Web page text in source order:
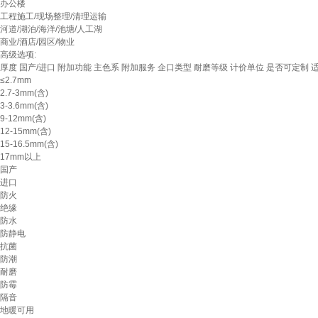
办公楼
工程施工/现场整理/清理运输
河道/湖泊/海洋/池塘/人工湖
商业/酒店/园区/物业
高级选项:
厚度 国产/进口 附加功能 主色系 附加服务 企口类型 耐磨等级 计价单位 是否可定制
≤2.7mm
2.7-3mm(含)
3-3.6mm(含)
9-12mm(含)
12-15mm(含)
15-16.5mm(含)
17mm以上
国产
进口
防火
绝缘
防水
防静电
抗菌
防潮
耐磨
防霉
隔音
地暖可用